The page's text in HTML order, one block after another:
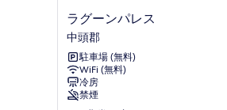
ラ
グ
ー
ン
パ
レ
ス
ラグーンパレス
中頭郡
駐車場 (無料)
WiFi (無料)
冷房
禁煙